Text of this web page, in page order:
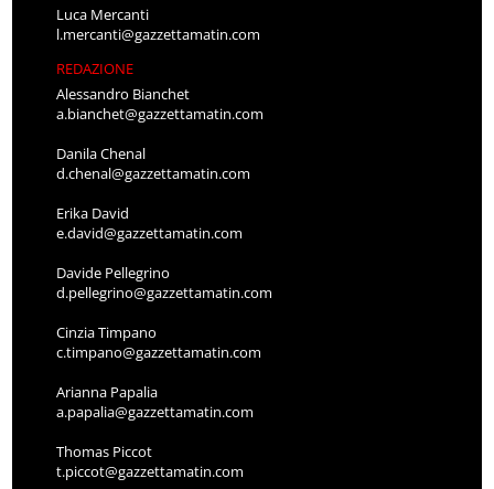
Luca Mercanti
l.mercanti@gazzettamatin.com
REDAZIONE
Alessandro Bianchet
a.bianchet@gazzettamatin.com
Danila Chenal
d.chenal@gazzettamatin.com
Erika David
e.david@gazzettamatin.com
Davide Pellegrino
d.pellegrino@gazzettamatin.com
Cinzia Timpano
c.timpano@gazzettamatin.com
Arianna Papalia
a.papalia@gazzettamatin.com
Thomas Piccot
t.piccot@gazzettamatin.com